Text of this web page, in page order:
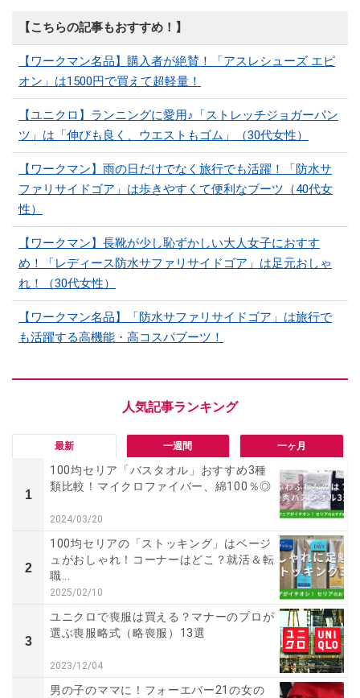
【こちらの記事もおすすめ！】
【ワークマン名品】購入者が絶賛！「アスレシューズ エピ
オン」は1500円で買えて超軽量！
【ユニクロ】ランニングに愛用♪「ストレッチジョガーパン
ツ」は「伸びも良く、ウエストもゴム」（30代女性）
【ワークマン】雨の日だけでなく旅行でも活躍！「防水サ
ファリサイドゴア」は歩きやすくて便利なブーツ（40代女
性）
【ワークマン】長靴が少し恥ずかしい大人女子におすす
め！「レディース防水サファリサイドゴア」は足元おしゃ
れ！（30代女性）
【ワークマン名品】「防水サファリサイドゴア」は旅行で
も活躍する高機能・高コスパブーツ！
最新 一週間 一ヶ月
1
100均セリア「バスタオル」おすすめ3種
類比較！マイクロファイバー、綿100％◎
2024/03/20
2
100均セリアの「ストッキング」はベージ
ュがおしゃれ！コーナーはどこ？就活＆転
職...
2025/02/10
3
ユニクロで喪服は買える？マナーのプロが
選ぶ喪服略式（略喪服）13選
2023/12/04
男の子のママに！フォーエバー21の女の